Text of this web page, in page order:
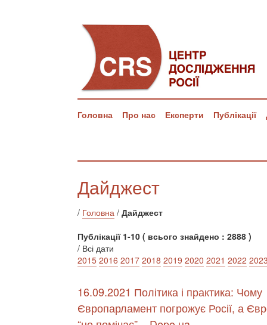
Головна Про нас Експерти Публікації
Дайджест
/ Головна / Дайджест
Публікації 1-10 ( всього знайдено : 2888 )
/ Всі дати
2015 2016 2017 2018 2019 2020 2021 2022
16.09.2021 Політика і практика: Чому
Європарламент погрожує Росії, а